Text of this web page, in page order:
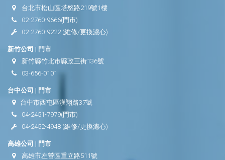
台北市松山區塔悠路219號1樓
02-2760-9666(門市)
02-2760-9222(維修/更換濾心)
新竹公司 | 門市
新竹縣竹北市縣政三街136號
03-656-0101
台中公司 | 門市
台中市西屯區漢翔路37號
04-2451-7979(門市)
04-2452-4948 (維修/更換濾心)
高雄公司 | 門市
高雄市左營區重立路511號